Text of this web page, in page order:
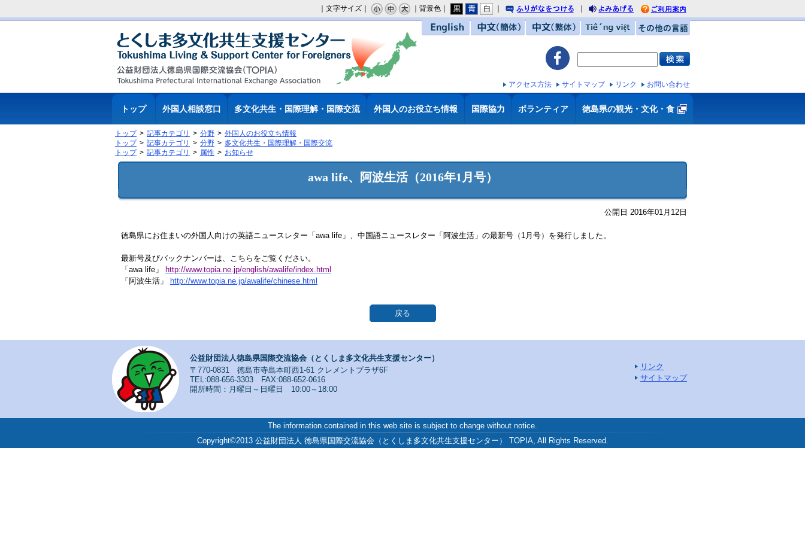
｜文字サイズ｜ ｜背景色｜
りがなをつける
みあげる
利用案内
アクセス方法 サイトマップ リンク お問い合わせ
トップ 外国人相談窓口 多文化共生・国際理解・国際交流 外国人のお役立ち情報 国際協力 ボランティア 徳島県の観光・文化・食
トップ 記事カテゴリ 分野
外国人のお役立ち情報
トップ
記事カテゴリ 分野
多文化共生・国際理解・国際交流
トップ
記事カテゴリ 属性 お知らせ
awa life、阿波生活（2016年1月号）
公開日 2016年01月12日
徳島県にお住まいの外国人向けの英語ニュースレター「awa life」、中国語ニュースレター「阿波生活」の最新号（1月号）を発行しました。
最新号及びバックナンバーは、こちらをご覧ください。
「awa life」
http://www.topia.ne.jp/english/awalife/index.html
「阿波生活」
http://www.topia.ne.jp/awalife/chinese.html
戻る
公益財団法人徳島県国際交流協会（とくしま多文化共生支援センター）
〒770-0831 徳島市寺島本町西1-61 クレメントプラザ6F
TEL:088-656-3303 FAX:088-652-0616
開所時間：月曜日～日曜日 10:00～18:00
リンク
サイトマップ
The information contained in this web site is subject to change without notice.
Copyright©2013 公益財団法人 徳島県国際交流協会（とくしま多文化共生支援センター） TOPIA, All Rights Reserved.